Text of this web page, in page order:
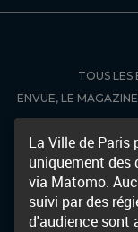
TOUS LES
ENVUE, LE
RÉCEMMENT
La Ville de Paris
uniquement des
via Matomo.
suivi par des
d'audience sont